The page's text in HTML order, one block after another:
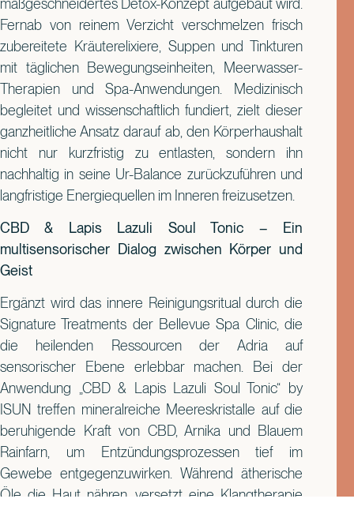
Fernab von reinem Verzicht verschmelzen frisch
zubereitete Kräuterelixiere, Suppen und Tinkturen
mit täglichen Bewegungseinheiten, Meerwasser-
Therapien und Spa-Anwendungen. Medizinisch
begleitet und wissenschaftlich fundiert, zielt dieser
ganzheitliche Ansatz darauf ab, den Körperhaushalt
nicht nur kurzfristig zu entlasten, sondern ihn
nachhaltig in seine Ur-Balance zurückzuführen und
langfristige Energiequellen im Inneren freizusetzen.
CBD & Lapis Lazuli Soul Tonic – Ein
multisensorischer Dialog zwischen Körper und
Geist
Ergänzt wird das innere Reinigungsritual durch die
Signature Treatments der Bellevue Spa Clinic, die
die heilenden Ressourcen der Adria auf
sensorischer Ebene erlebbar machen. Bei der
Anwendung „CBD & Lapis Lazuli Soul Tonic“ by
ISUN treffen mineralreiche Meereskristalle auf die
beruhigende Kraft von CBD, Arnika und Blauem
Rainfarn, um Entzündungsprozessen tief im
Gewebe entgegenzuwirken. Während ätherische
Öle die Haut nähren, versetzt eine Klangtherapie